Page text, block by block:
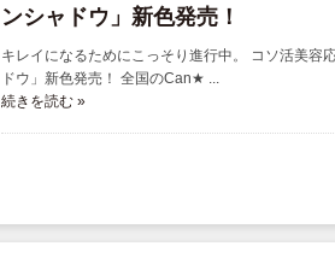
ンシャドウ」新色発売！
キレイになるためにこっそり進行中。 コソ活美容
ドウ」新色発売！ 全国のCan★ ...
続きを読む »